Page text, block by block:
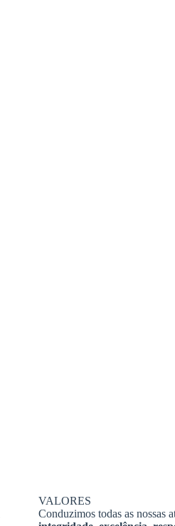
VALORES
Conduzimos todas as nossas